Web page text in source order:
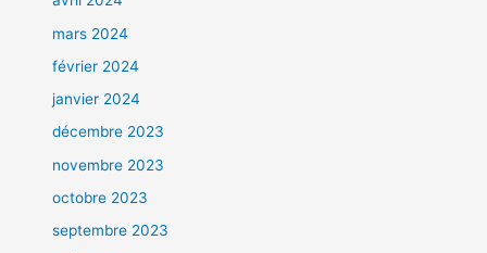
mars 2024
février 2024
janvier 2024
décembre 2023
novembre 2023
octobre 2023
septembre 2023